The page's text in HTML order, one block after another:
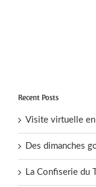
Recent Posts
Visite virtuelle
Des dimanches
La Confiserie du